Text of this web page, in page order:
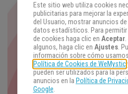
Este sitio web utiliza cookies
publicitarias para mejorar la
del Usuario, mostrar anuncios
datos estadísticos. Para
de cookies haga clic en Aceptar.
algunos, haga clic en Ajustes.
información sobre cómo
Política de Cookies de WeMystic
pueden ser utilizados para la
anuncios en la Política de
Google.